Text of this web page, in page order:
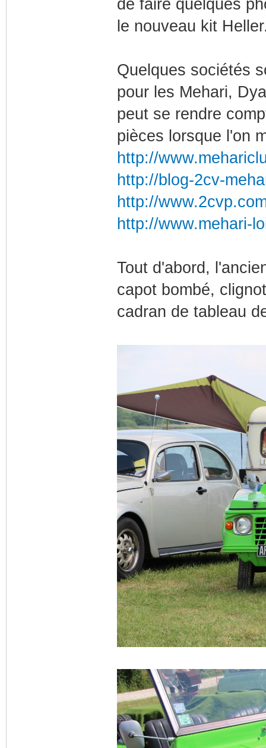
de faire quelques
le nouveau kit
Quelques sociétés
pour les Mehari,
peut se rendre
pièces lorsque l'on
http://
http://blog-2cv-
http://
http://www.mehari-
Tout d'abord,
capot bombé,
cadran de tableau